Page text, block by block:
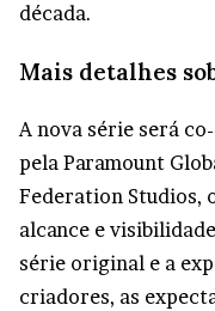
década.
Mais detalhes
A nova série será
pela Paramount
Federation Studios,
alcance e
série original e a
criadores, as